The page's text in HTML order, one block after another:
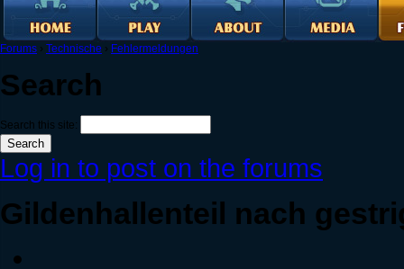
Forums › Technische › Fehlermeldungen
Search
Search this site:
Log in to post on the forums
Gildenhallenteil nach